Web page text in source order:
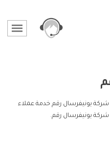
شركة يونيفرسال رقم خدمة عملاء
يونيفرسال رقم.